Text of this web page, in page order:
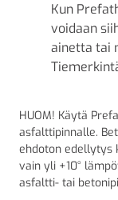
Kun
voidaan
ainetta tai
HUOM! Käytä
asfalttipinnalle.
ehdoton edellytys
vain yli +10°
asfaltti- tai